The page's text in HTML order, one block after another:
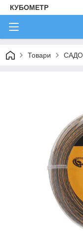
КУБОМЕТР
Товари